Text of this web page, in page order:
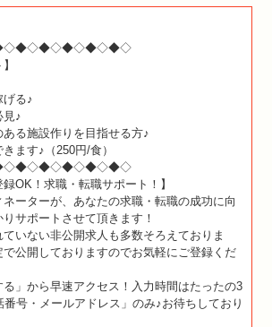
る♪
♪
る施設作りを目指せる方♪
ます♪（250円/食）
録OK！求職・転職サポート！】
ーターが、あなたの求職・転職の成功に向
サポートさせて頂きます！
いない非公開求人も多数そろえておりま
公開しておりますのでお気軽にご登録くだ
る」から早速アクセス！入力時間はたったの3
号・メールアドレス」のみ♪お待ちしており